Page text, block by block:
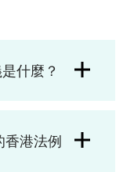
什麼？
香港法例